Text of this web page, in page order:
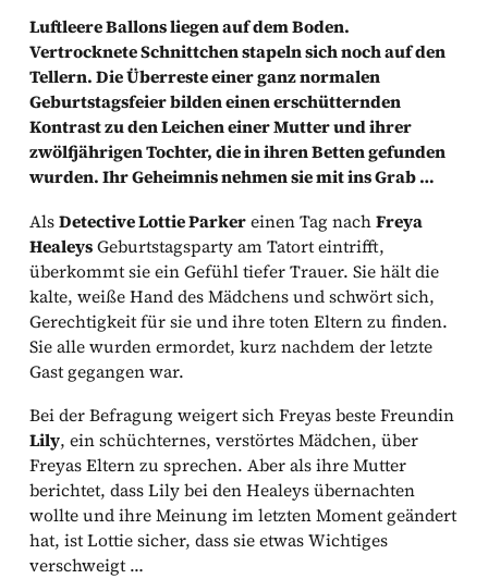
Luftleere Ballons liegen auf dem Boden.
Vertrocknete Schnittchen stapeln sich noch auf den
Tellern. Die Überreste einer ganz normalen
Geburtstagsfeier bilden einen erschütternden
Kontrast zu den Leichen einer Mutter und ihrer
zwölfjährigen Tochter, die in ihren Betten gefunden
wurden. Ihr Geheimnis nehmen sie mit ins Grab …
AlsDetective Lottie Parkereinen Tag nachFreya
HealeysGeburtstagsparty am Tatort eintrifft,
überkommt sie ein Gefühl tiefer Trauer. Sie hält die
kalte, weiße Hand des Mädchens und schwört sich,
Gerechtigkeit für sie und ihre toten Eltern zu finden.
Sie alle wurden ermordet, kurz nachdem der letzte
Gast gegangen war.
Bei der Befragung weigert sich Freyas beste Freundin
Lily, ein schüchternes, verstörtes Mädchen, über
Freyas Eltern zu sprechen. Aber als ihre Mutter
berichtet, dass Lily bei den Healeys übernachten
wollte und ihre Meinung im letzten Moment geändert
hat, ist Lottie sicher, dass sie etwas Wichtiges
verschweigt …